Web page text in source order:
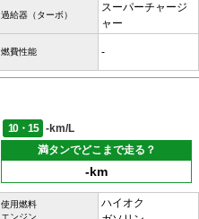
過給器（ターボ）
スーパーチャージ
ャー
燃費性能 -
10・15
-km/L
満タンでどこまで走る？
-km
使用燃料
エンジン
ハイオク